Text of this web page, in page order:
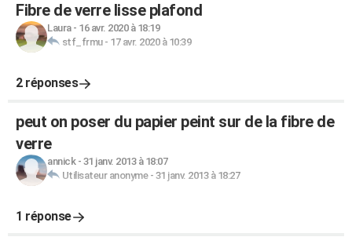
Fibre de verre lisse plafond
Laura- 16 avr. 2020 à 18:19
stf_frmu- 17 avr. 2020 à 10:39
2 réponses
peut on poser du papier peint sur de la fibre de
verre
annick- 31 janv. 2013 à 18:07
Utilisateur anonyme- 31 janv. 2013 à 18:27
1 réponse